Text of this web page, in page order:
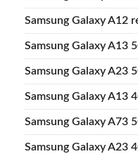
Samsung Galaxy A12
Samsung Galaxy A13
Samsung Galaxy A23
Samsung Galaxy A13
Samsung Galaxy A73
Samsung Galaxy A23